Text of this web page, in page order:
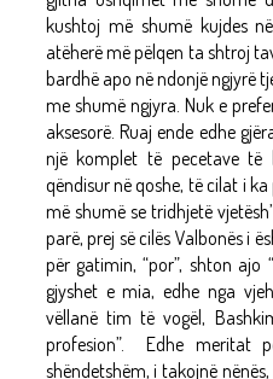
kushtoj më shumë kujdes
atëherë më pëlqen ta shtroj
bardhë apo në ndonjë ngjyrë
me shumë ngjyra. Nuk e
aksesorë. Ruaj ende edhe
një komplet të pecetave
qëndisur në qoshe, të cilat i
më shumë se tridhjetë
parë, prej së cilës Valbonës i
për gatimin, “por”, shton ajo
gjyshet e mia, edhe nga
vëllanë tim të vogël,
profesion”. Edhe meritat
shëndetshëm, i takojnë